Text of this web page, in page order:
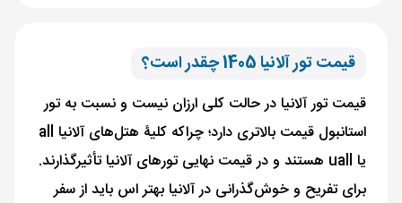
قیمت تور آلانیا 1405 چقدر است؟
قیمت تور آلانیا در حالت کلی ارزان نیست و نسبت به تور
استانبول قیمت بالاتری دارد؛ چراکه کلیۀ هتل‌های آلانیا all
یا uall هستند و در قیمت نهایی تورهای آلانیا تأثیرگذارند.
برای تفریح و خوش‌گذرانی در آلانیا بهتر اس باید از سفر